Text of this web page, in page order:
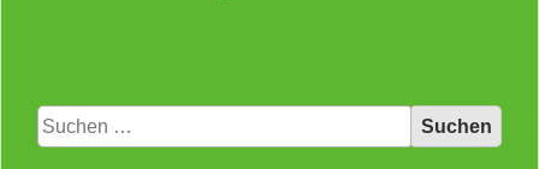
Suchen
nach: